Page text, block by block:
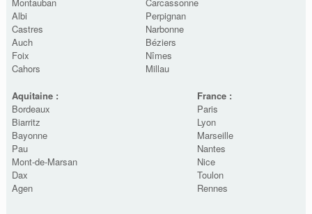
Montauban
Albi
Castres
Auch
Foix
Cahors
Carcassonne
Perpignan
Narbonne
Béziers
Nîmes
Millau
Aquitaine :
Bordeaux
Biarritz
Bayonne
Pau
Mont-de-Marsan
Dax
Agen
France :
Paris
Lyon
Marseille
Nantes
Nice
Toulon
Rennes